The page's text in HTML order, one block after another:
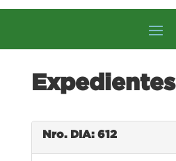
Expedientes
Nro. DIA: 612